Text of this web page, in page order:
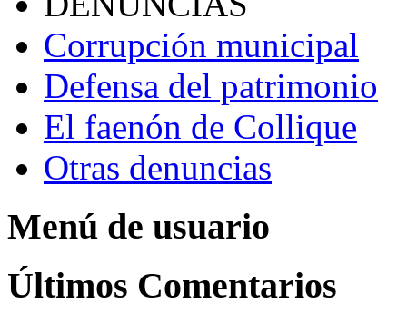
Corrupción municipal
Defensa del patrimonio
El faenón de Collique
Otras denuncias
Menú de usuario
Últimos Comentarios